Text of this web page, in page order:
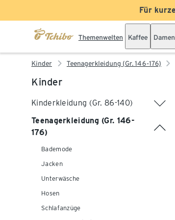
Für
Themenwelten Kaffee Damen
Kinder Teenagerkleidung (Gr. 146-176)
Kinder
Kinderkleidung (Gr. 86-140)
Teenagerkleidung (Gr. 146-
176)
Bademode
Jacken
Unterwäsche
Hosen
Schlafanzüge